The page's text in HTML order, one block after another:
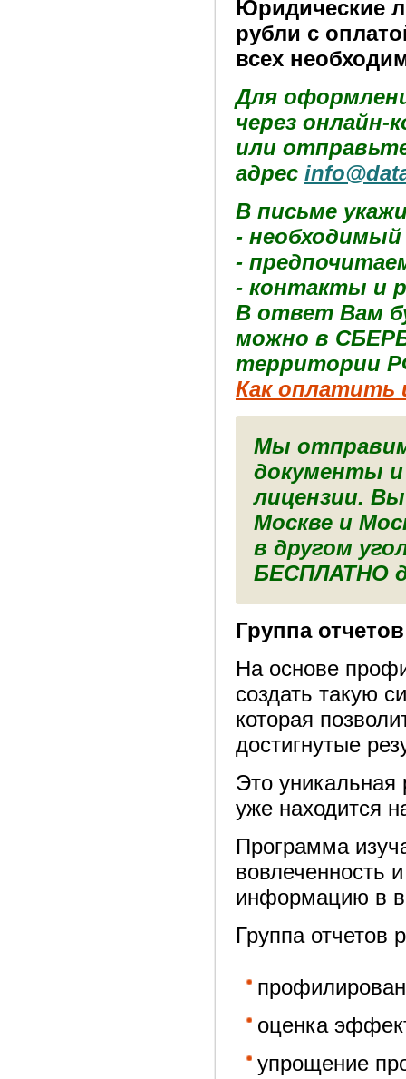
Юридические
рубли с
всех
Для
через
или
адрес
В письме
-
-
- контакты и
В ответ Вам
можно в
территории
Как оплатить
Мы
документы
лицензии.
Москве и
в другом
БЕСПЛАТНО
Группа
На основе
создать такую
которая
достигнутые
Это уникальная
уже находится
Программа
вовлеченность
информацию в
Группа отчетов
оценка
упрощение